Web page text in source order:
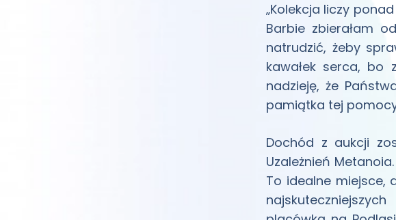
„Kolekcja liczy
Barbie zbierałam
natrudzić, żeby
kawałek serca, bo
nadzieję, że
pamiątka tej pomocy
Dochód z aukcji
Uzależnień
To idealne miejsce,